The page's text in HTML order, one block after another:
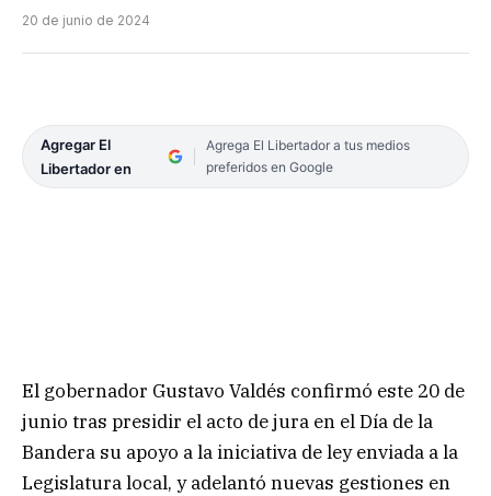
20 de junio de 2024
Agregar El
Libertador en
Agrega El Libertador a tus medios
preferidos en Google
El gobernador Gustavo Valdés confirmó este 20 de
junio tras presidir el acto de jura en el Día de la
Bandera su apoyo a la iniciativa de ley enviada a la
Legislatura local, y adelantó nuevas gestiones en